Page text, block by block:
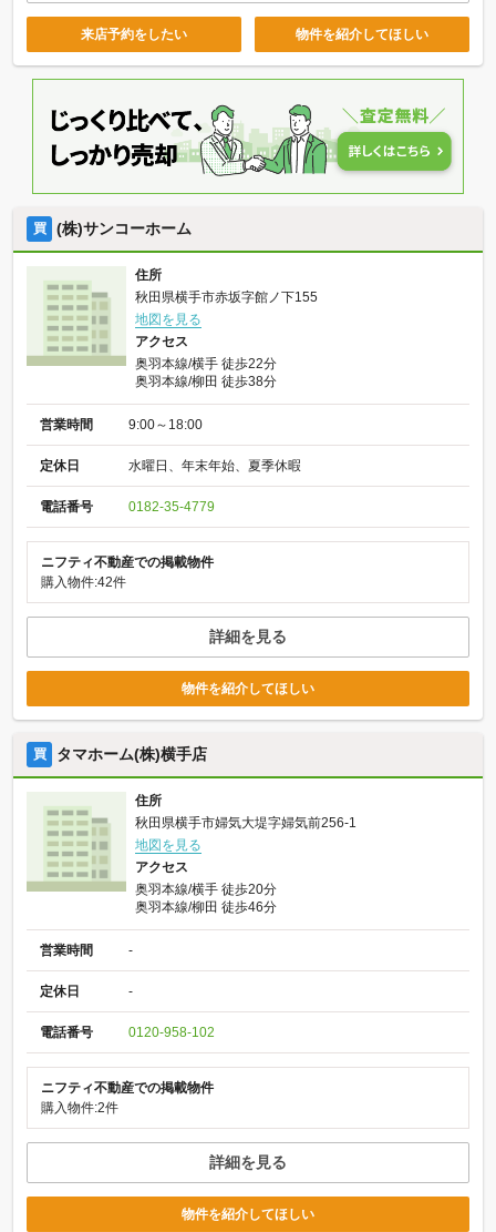
来店予約をしたい 物件を紹介してほしい
買 (株)サンコーホーム
住所
秋田県横手市赤坂字館ノ下155
地図を見る
アクセス
奥羽本線/横手 徒歩22分
奥羽本線/柳田 徒歩38分
営業時間 9:00～18:00
定休日 水曜日、年末年始、夏季休暇
電話番号 0182-35-4779
ニフティ不動産での掲載物件
購入物件:42件
詳細を見る
物件を紹介してほしい
買 タマホーム(株)横手店
住所
秋田県横手市婦気大堤字婦気前256-1
地図を見る
アクセス
奥羽本線/横手 徒歩20分
奥羽本線/柳田 徒歩46分
営業時間 -
定休日 -
電話番号 0120-958-102
ニフティ不動産での掲載物件
購入物件:2件
詳細を見る
物件を紹介してほしい